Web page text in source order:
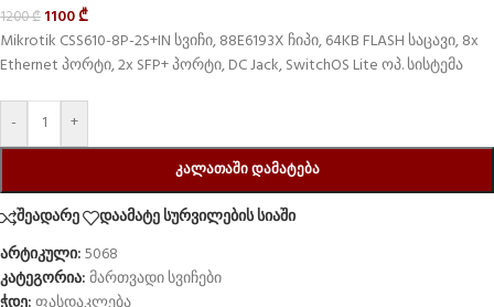
1200₾ 1100₾
Mikrotik CSS610-8P-2S+IN სვიჩი, 88E6193X ჩიპი, 64KB FLASH საცავი, 8x
Ethernet პორტი, 2x SFP+ პორტი, DC Jack, SwitchOS Lite ოპ. სისტემა
- +
ᲙᲐᲚᲐᲗᲐᲨᲘ ᲓᲐᲛᲐᲢᲔᲑᲐ
შეადარე
დაამატე სურვილების სიაში
არტიკული:5068
კატეგორია:მართვადი სვიჩები